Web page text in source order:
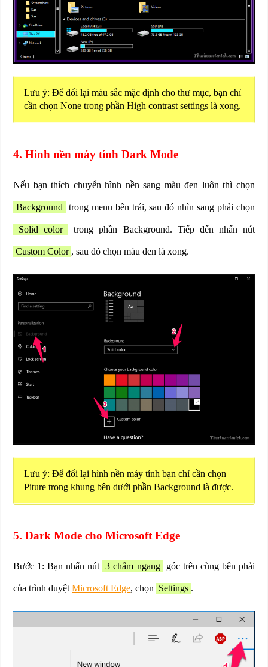
Lưu ý: Để đổi lại màu sắc mặc định cho thư mục, bạn chỉ
cần chọn None trong phần High contrast settings là xong.
4. Hình nền máy tính Dark Mode
Nếu bạn thích chuyển hình nền sang màu đen luôn thì chọn
Background trong menu bên trái, sau đó nhìn sang phải chọn
Solid color trong phần Background. Tiếp đến nhấn nút
Custom Color , sau đó chọn màu đen là xong.
Lưu ý: Để đổi lại hình nền máy tính bạn chỉ cần chọn
Piture trong khung bên dưới phần Background là được.
5. Dark Mode cho Microsoft Edge
Bước 1: Bạn nhấn nút 3 chấm ngang góc trên cùng bên phải
của trình duyệtMicrosoft Edge, chọn Settings .